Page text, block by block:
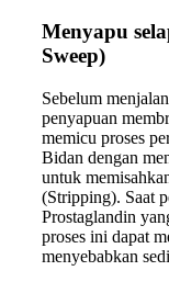
Menyapu
Sweep)
Sebelum
penyapuan
memicu proses
Bidan dengan
untuk
(Stripping). Saat
Prostaglandin
proses ini dapat
menyebabkan